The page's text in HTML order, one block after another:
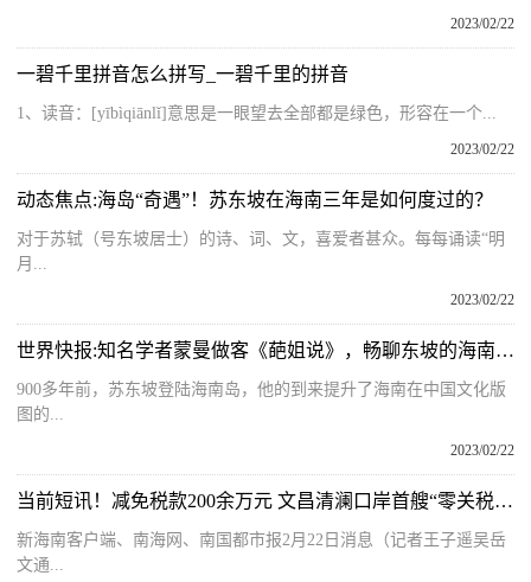
2023/02/22
一碧千里拼音怎么拼写_一碧千里的拼音
1、读音：[yībìqiānlǐ]意思是一眼望去全部都是绿色，形容在一个...
2023/02/22
动态焦点:海岛“奇遇”！苏东坡在海南三年是如何度过的？
对于苏轼（号东坡居士）的诗、词、文，喜爱者甚众。每每诵读“明
月...
2023/02/22
世界快报:知名学者蒙曼做客《葩姐说》，畅聊东坡的海南岁月
900多年前，苏东坡登陆海南岛，他的到来提升了海南在中国文化版
图的...
2023/02/22
当前短讯！减免税款200余万元 文昌清澜口岸首艘“零关税”进口游艇通关放行
新海南客户端、南海网、南国都市报2月22日消息（记者王子遥吴岳
文通...